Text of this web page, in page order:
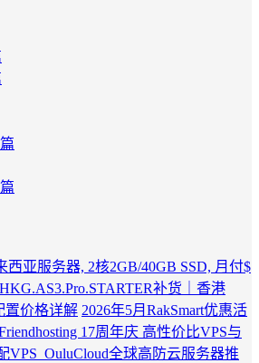
西亚服务器, 2核2GB/40GB SSD, 月付$
补货｜香港
置价格详解 2026年5月RakSmart优惠活
17周年庆 高性价比VPS与
VPS_OuluCloud全球高防云服务器推